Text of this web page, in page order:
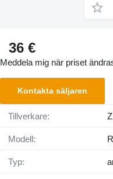
36 €
Meddela mig när priset
Kontakta säljaren
Tillverkare:
Modell:
Typ: